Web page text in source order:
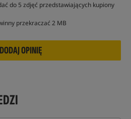
do 5 zdjęć przedstawiających kupiony
przekraczać 2 MB